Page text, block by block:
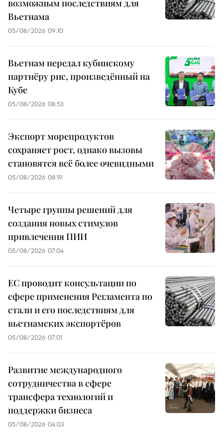
возможным последствиям для
Вьетнама
05/08/2026 09:10
Вьетнам передал кубинскому
партнёру рис, произведённый на
Кубе
05/08/2026 08:53
Экспорт морепродуктов
сохраняет рост, однако вызовы
становятся всё более очевидными
05/08/2026 08:19
Четыре группы решений для
создания новых стимулов
привлечения ПИИ
05/08/2026 07:04
ЕС проводит консультации по
сфере применения Регламента по
стали и его последствиям для
вьетнамских экспортёров
05/08/2026 07:01
Развитие международного
сотрудничества в сфере
трансфера технологий и
поддержки бизнеса
05/08/2026 04:03